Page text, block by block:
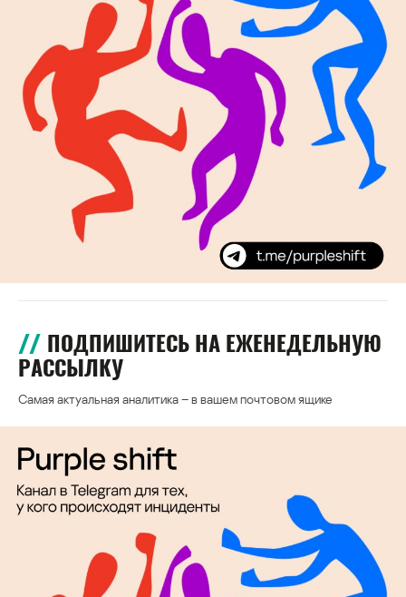
ПОДПИШИТЕСЬ НА ЕЖЕНЕДЕЛЬНУЮ
РАССЫЛКУ
Самая актуальная аналитика – в вашем почтовом ящике